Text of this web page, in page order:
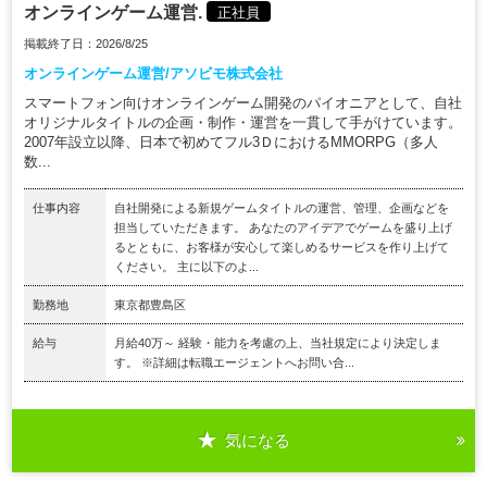
オンラインゲーム運営. 正社員
掲載終了日：2026/8/25
オンラインゲーム運営/アソビモ株式会社
スマートフォン向けオンラインゲーム開発のパイオニアとして、自社
オリジナルタイトルの企画・制作・運営を一貫して手がけています。
2007年設立以降、日本で初めてフル3ＤにおけるMMORPG（多人
数...
仕事内容
自社開発による新規ゲームタイトルの運営、管理、企画などを
担当していただきます。 あなたのアイデアでゲームを盛り上げ
るとともに、お客様が安心して楽しめるサービスを作り上げて
ください。 主に以下のよ...
勤務地 東京都豊島区
給与
月給40万～ 経験・能力を考慮の上、当社規定により決定しま
す。 ※詳細は転職エージェントへお問い合...
気になる